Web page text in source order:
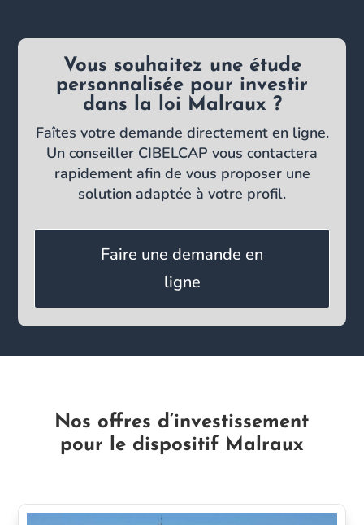
Vous souhaitez une étude
personnalisée pour investir
dans la loi Malraux ?
Faîtes votre demande directement en ligne.
Un conseiller CIBELCAP vous contactera
rapidement afin de vous proposer une
solution adaptée à votre profil.
Faire une demande en
ligne
Nos offres d’investissement
pour le dispositif Malraux